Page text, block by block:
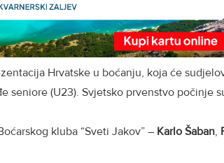
Hrvatske u boćanju, koja će
seniore (U23). Svjetsko prvenstvo počinje
kluba “Sveti Jakov” – Karlo Šaban,